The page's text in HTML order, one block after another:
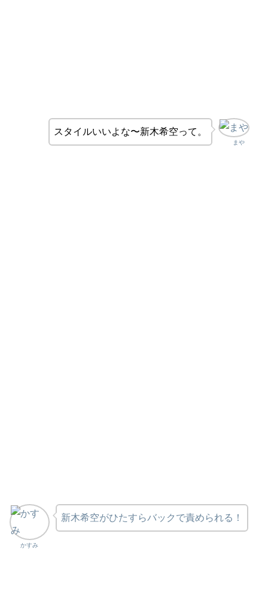
まや
スタイルいいよな〜新木希空って。
かすみ
新木希空がひたすらバックで責められる！